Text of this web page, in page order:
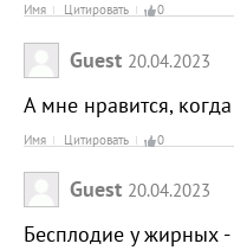
Имя Цитировать 0
Guest 20.04.2023
А мне нравится,
Имя Цитировать 0
Guest 20.04.2023
Бесплодие у жирных -